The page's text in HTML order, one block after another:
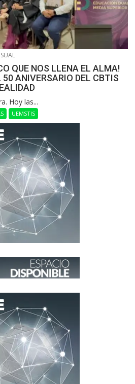
QUE NOS LLENA EL ALMA!
50 ANIVERSARIO DEL CBTIS
Hoy las...
UEMSTIS